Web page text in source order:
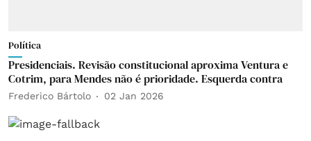
Política
Presidenciais. Revisão constitucional aproxima Ventura e
Cotrim, para Mendes não é prioridade. Esquerda contra
Frederico Bártolo 02 Jan 2026